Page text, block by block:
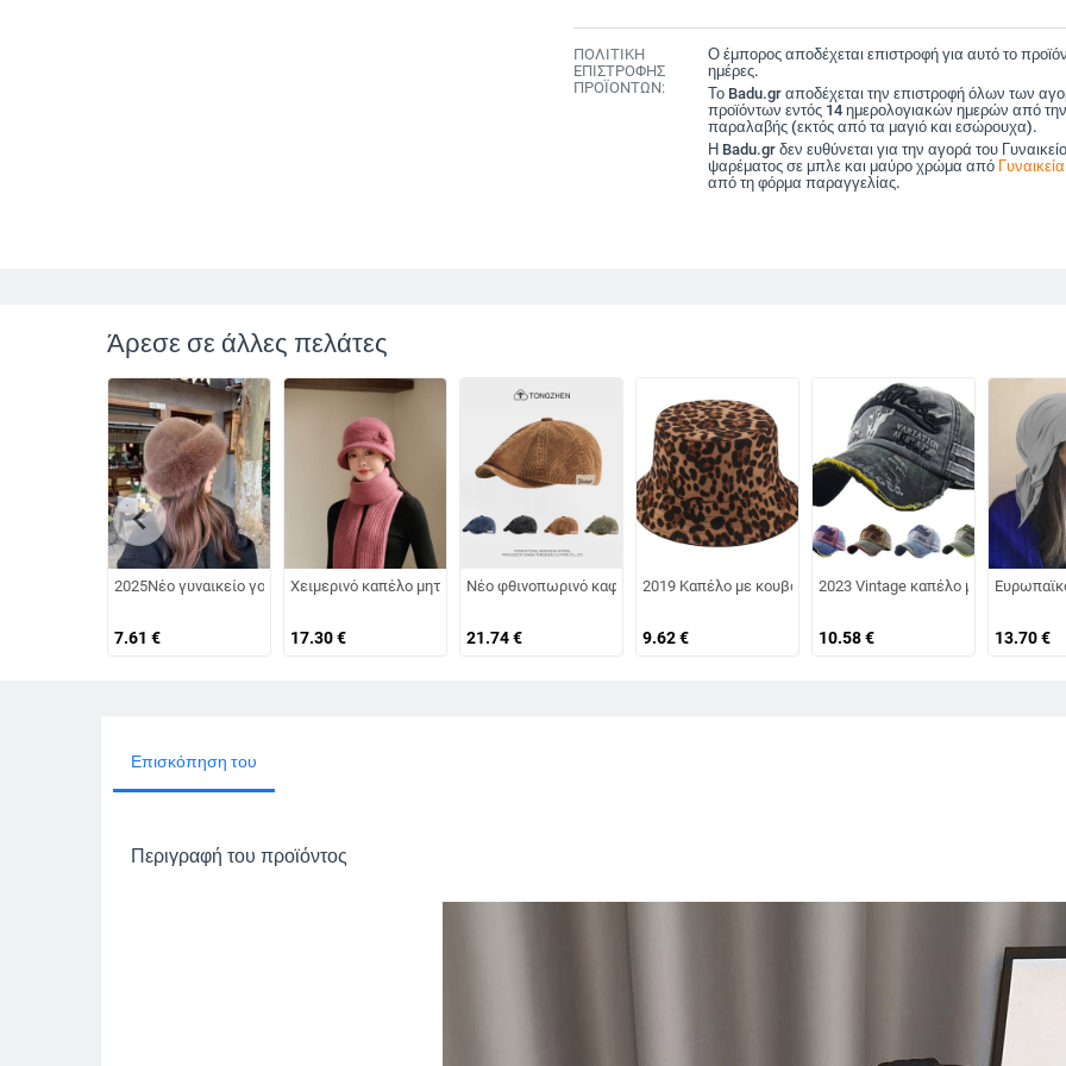
ΠΟΛΙΤΙΚΗ
ΕΠΙΣΤΡΟΦΗΣ
ΠΡΟΪΟΝΤΩΝ:
Ο έμπορος αποδέχεται επιστροφή για αυτό το
ημέρες.
Το Badu.gr αποδέχεται την επιστροφή όλων των
προϊόντων εντός 14 ημερολογιακών ημερών από
παραλαβής (εκτός από τα μαγιό και εσώρουχα).
Η Badu.gr δεν ευθύνεται για την αγορά του
ψαρέματος σε μπλε και μαύρο χρώμα από
από τη φόρμα παραγγελίας.
Άρεσε σε άλλες πελάτες
2025Νέο γυναικείο γούνινο καπέλο γούνινο καπέλο πολυτελείας μόδας Χειμερινό καπέλο προστασίας αυτιών Μογγολικό καπέλο χωρίς
7.61 €
Χειμερινό καπέλο μητέρας για μεσήλικες και ηλικιωμένες γυναίκες, πλεκτό από γούνα κουνελιού, ανθεκτικό
17.30€
Νέο φθινοπωρινό καφέ ρετρό βελούδινο οκταγωνικό καπέλο για άνδρες και
21.74€
2019 Καπέλο με κουβά με Leopard Καπέλο Καπέλο Ψαράς
9.62€
2023 Vintage καπέλο μπέιζμπολ
10.58€ 13.70€
chevron_left
Επισκόπηση του
Περιγραφή του προϊόντος